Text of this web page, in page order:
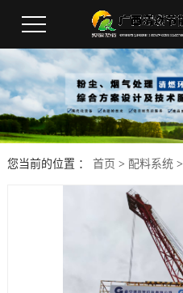
您当前的位置 ： 首页 > 配料系统>